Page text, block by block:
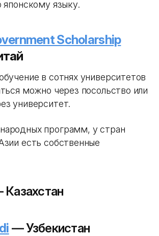
японскому языку.
Scholarship
в сотнях университетов
можно через посольство или
университет.
программ, у стран
есть собственные
— Узбекистан